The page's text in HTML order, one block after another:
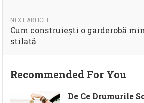
NEXT ARTICLE
Cum construiești o garderobă
stilată
Recommended For You
De Ce Drumurile